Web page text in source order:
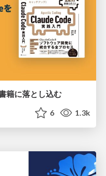
籍に落とし込む
6 1.3k